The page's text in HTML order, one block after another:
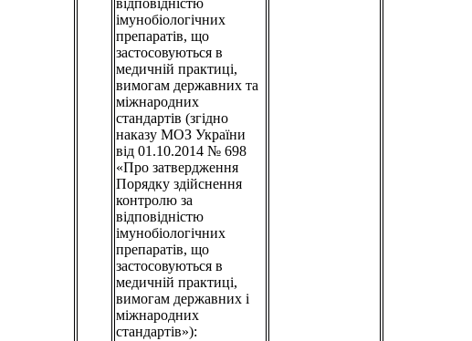
відповідністю
імунобіологічних
препаратів, що
застосовуються в
медичній практиці,
вимогам державних та
міжнародних
стандартів (згідно
наказу МОЗ України
від 01.10.2014 № 698
«Про затвердження
Порядку здійснення
контролю за
відповідністю
імунобіологічних
препаратів, що
застосовуються в
медичній практиці,
вимогам державних і
міжнародних
стандартів»):